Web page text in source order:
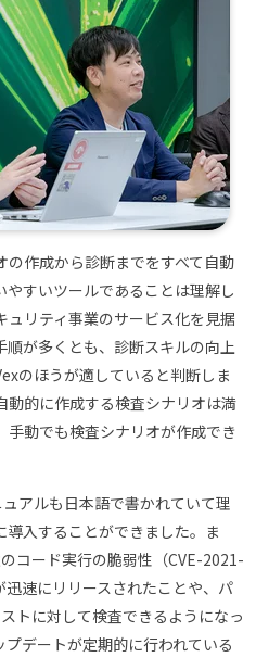
作成から診断までをすべて自動
すいツールであることは理解し
リティ事業のサービス化を見据
順が多くとも、診断スキルの向上
のほうが適していると判断しま
動的に作成する検査シナリオは満
動でも検査シナリオが作成でき
アルも日本語で書かれていて理
入することができました。ま
コード実行の脆弱性（CVE-2021-
速にリリースされたことや、パ
トに対して検査できるようになっ
デートが定期的に行われている